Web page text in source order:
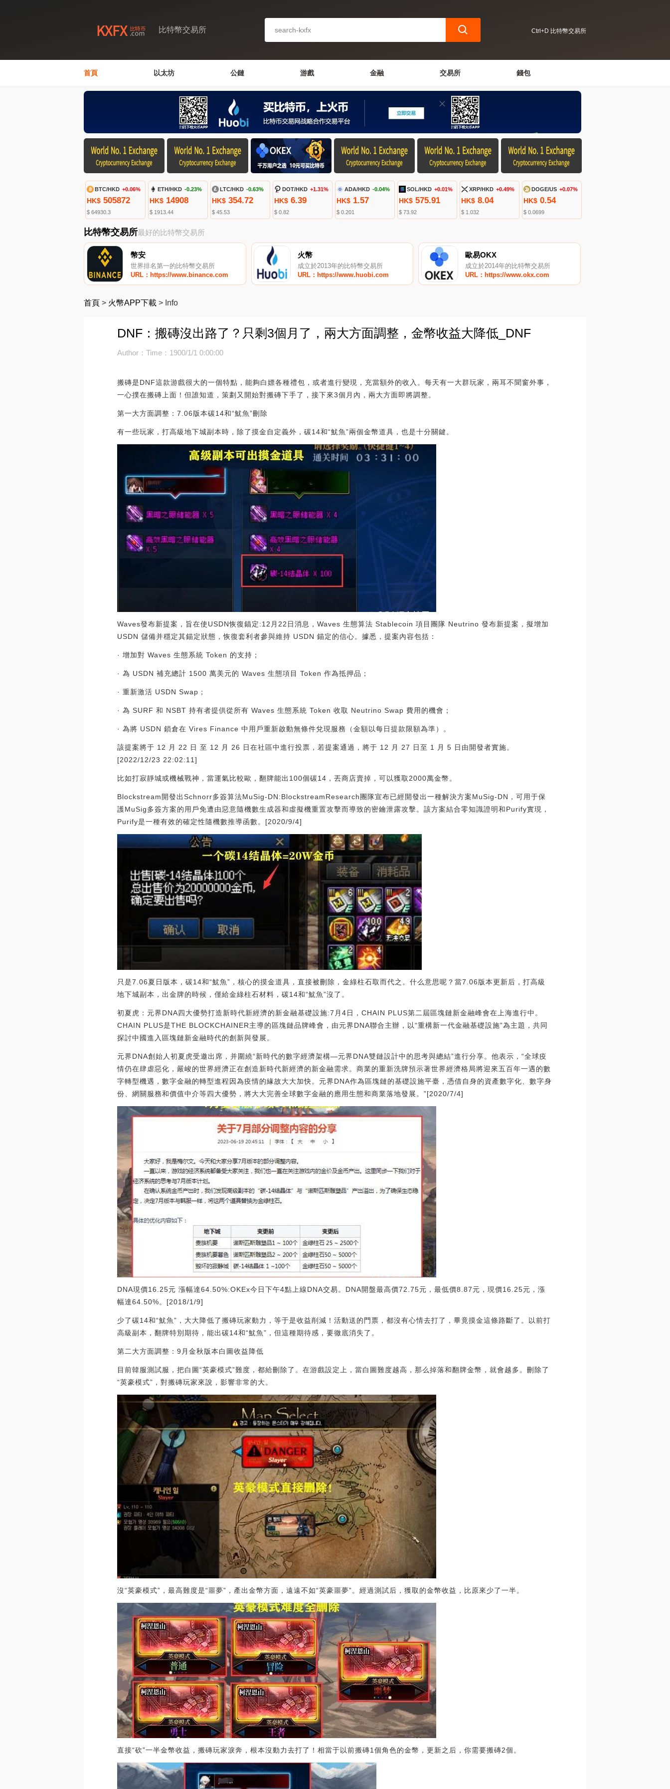
比特幣交易所 Ctrl+D 比特幣交易所
首頁 以太坊 公鏈 游戲 金融 交易所 錢包
BTC/HKD +0.06%
HK$ 505872
$ 64930.3
ETH/HKD -0.23%
HK$14908
$ 1913.44
LTC/HKD -0.63%
HK$354.72
$ 45.53
DOT/HKD +1.31%
HK$6.39
$ 0.82
ADA/HKD -0.04%
HK$1.57
$ 0.201
SOL/HKD +0.01%
HK$ 575.91
$ 73.92
XRP/HKD +0.49%
HK$ 8.04
$ 1.032
DOGE/US +0.07%
HK$ 0.54
$ 0.0699
比特幣交易所最好的比特幣交易所
幣安
世界排名第一的比特幣交易所
URL：https://www.binance.com
火幣
成立於2013年的比特幣交易所
URL：https://www.huobi.com
歐易OKX
成立於2014年的比特幣交易所
URL：https://www.okx.com
首頁 > 火幣APP下載 > Info
DNF：搬磚沒出路了？只剩3個月了，兩大方面調整，金幣收益大降低_DNF
Author：Time：1900/1/1 0:00:00
搬磚是DNF這款游戲很大的一個特點，能夠白嫖各種禮包，或者進行變現，充當額外的收入。每天有一大群玩家，兩耳不聞窗外事，
一心撲在搬磚上面！但誰知道，策劃又開始對搬磚下手了，接下來3個月內，兩大方面即將調整。
第一大方面調整：7.06版本碳14和“魷魚”刪除
有一些玩家，打高級地下城副本時，除了摸金自定義外，碳14和“魷魚”兩個金幣道具，也是十分關鍵。
Waves發布新提案，旨在使USDN恢復錨定:12月22日消息，Waves 生態算法 Stablecoin 項目團隊 Neutrino 發布新提案，擬增加
USDN 儲備并穩定其錨定狀態，恢復套利者參與維持 USDN 錨定的信心。據悉，提案內容包括：
· 增加對 Waves 生態系統 Token 的支持；
· 為 USDN 補充總計 1500 萬美元的 Waves 生態項目 Token 作為抵押品；
· 重新激活 USDN Swap；
· 為 SURF 和 NSBT 持有者提供從所有 Waves 生態系統 Token 收取 Neutrino Swap 費用的機會；
· 為將 USDN 鎖倉在 Vires Finance 中用戶重新啟動無條件兌現服務（金額以每日提款限額為準）。
該提案將于 12 月 22 日 至 12 月 26 日在社區中進行投票，若提案通過，將于 12 月 27 日至 1 月 5 日由開發者實施。
[2022/12/23 22:02:11]
比如打寂靜城或機械戰神，當運氣比較歐，翻牌能出100個碳14，丟商店賣掉，可以獲取2000萬金幣。
Blockstream開發出Schnorr多簽算法MuSig-DN:BlockstreamResearch團隊宣布已經開發出一種解決方案MuSig-DN，可用于保
護MuSig多簽方案的用戶免遭由惡意隨機數生成器和虛擬機重置攻擊而導致的密鑰泄露攻擊。該方案結合零知識證明和Purify實現，
Purify是一種有效的確定性隨機數推導函數。[2020/9/4]
只是7.06夏日版本，碳14和“魷魚”，核心的摸金道具，直接被刪除，金綠柱石取而代之。什么意思呢？當7.06版本更新后，打高級
地下城副本，出金牌的時候，僅給金綠柱石材料，碳14和“魷魚”沒了。
初夏虎：元界DNA四大優勢打造新時代新經濟的新金融基礎設施:7月4日，CHAIN PLUS第二屆區塊鏈新金融峰會在上海進行中。
CHAIN PLUS是THE BLOCKCHAINER主導的區塊鏈品牌峰會，由元界DNA聯合主辦，以“重構新一代金融基礎設施”為主題，共同
探討中國進入區塊鏈新金融時代的創新與發展。
元界DNA創始人初夏虎受邀出席，并圍繞“新時代的數字經濟架構—元界DNA雙鏈設計中的思考與總結”進行分享。他表示，“全球疫
情仍在肆虐惡化，嚴峻的世界經濟正在創造新時代新經濟的新金融需求。商業的重新洗牌預示著世界經濟格局將迎來五百年一遇的數
字轉型機遇，數字金融的轉型進程因為疫情的緣故大大加快。元界DNA作為區塊鏈的基礎設施平臺，憑借自身的資產數字化、數字身
份、網關服務和價值中介等四大優勢，將大大完善全球數字金融的應用生態和商業落地發展。”[2020/7/4]
DNA現價16.25元 漲幅達64.50%:OKEx今日下午4點上線DNA交易。DNA開盤最高價72.75元，最低價8.87元，現價16.25元，漲
幅達64.50%。[2018/1/9]
少了碳14和“魷魚”，大大降低了搬磚玩家動力，等于是收益削減！活動送的門票，都沒有心情去打了，畢竟摸金這條路斷了。以前打
高級副本，翻牌特別期待，能出碳14和“魷魚”，但這種期待感，要徹底消失了。
第二大方面調整：9月金秋版本白圖收益降低
目前韓服測試服，把白圖“英豪模式”難度，都給刪除了。在游戲設定上，當白圖難度越高，那么掉落和翻牌金幣，就會越多。刪除了
“英豪模式”，對搬磚玩家來說，影響非常的大。
沒“英豪模式”，最高難度是“噩夢”，產出金幣方面，遠遠不如“英豪噩夢”。經過測試后，獲取的金幣收益，比原來少了一半。
直接“砍”一半金幣收益，搬磚玩家淚奔，根本沒動力去打了！相當于以前搬磚1個角色的金幣，更新之后，你需要搬磚2個。